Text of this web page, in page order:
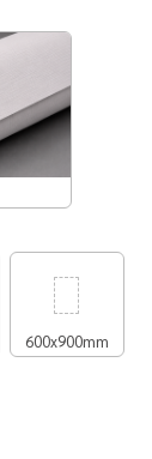
600x900mm